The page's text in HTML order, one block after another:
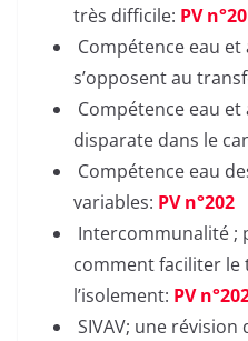
très difficile: PV
Compétence eau et
s’opposent au
Compétence eau
disparate dans le
Compétence eau
variables: PV n°202
Intercommunalité ;
comment faciliter
l’isolement: PV
SIVAV; une